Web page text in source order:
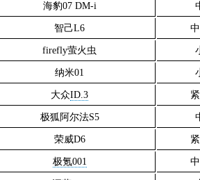
海豹07 DM-i
智己L6
firefly萤火虫
纳米01
大众ID.3
极狐阿尔法S5
荣威D6
极氪001